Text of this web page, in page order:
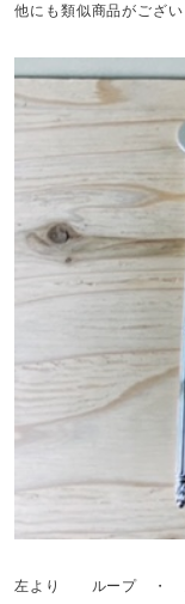
他にも類似商品がござい
左より ループ ・